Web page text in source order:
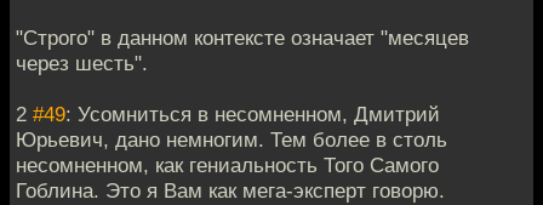
"Строго" в данном контексте означает "месяцев
через шесть".
2 #49: Усомниться в несомненном, Дмитрий
Юрьевич, дано немногим. Тем более в столь
несомненном, как гениальность Того Самого
Гоблина. Это я Вам как мега-эксперт говорю.